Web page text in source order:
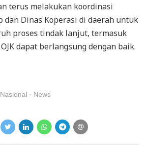
terus melakukan koordinasi
dan Dinas Koperasi di daerah untuk
proses tindak lanjut, termasuk
dapat berlangsung dengan baik.
Nasional News